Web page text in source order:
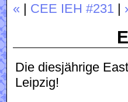
« CEE IEH #231
Die diesjährige
Leipzig!